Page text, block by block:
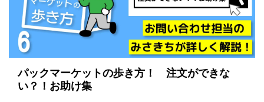
パックマーケットの歩き方！ 注文ができな
い？！お助け集